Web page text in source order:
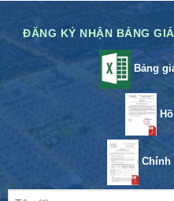
ĐĂNG KÝ NHẬN BẢNG
Bảng
Chính